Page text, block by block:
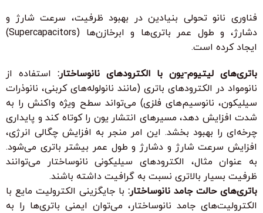
فناوری نانو تحولی بنیادین در بهبود ظرفیت، سرعت شارژ و
دشارژ، و طول عمر باتری‌ها و ابرخازن‌ها (Supercapacitors)
ایجاد کرده است.
باتری‌های لیتیوم-یون با الکترودهای نانوساختار: استفاده از
نانومواد در الکترودهای باتری (مانند نانولوله‌های کربنی، نانوذرات
سیلیکون، نانوسیم‌های فلزی) می‌تواند سطح ویژه واکنش را به
شدت افزایش دهد، مسیرهای انتشار یون را کوتاه کند و پایداری
چرخه‌ای را بهبود بخشد. این امر منجر به افزایش چگالی انرژی،
افزایش سرعت شارژ و دشارژ و طول عمر بیشتر باتری می‌شود.
به عنوان مثال، الکترودهای سیلیکونی نانوساختار می‌توانند
ظرفیت بسیار بالاتری نسبت به گرافیت داشته باشند.
باتری‌های حالت جامد نانوساختار: با جایگزینی الکترولیت مایع با
الکترولیت‌های جامد نانوساختار، می‌توان ایمنی باتری‌ها را به